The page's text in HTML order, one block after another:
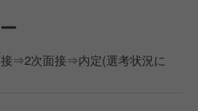
⇒2次面接⇒内定(選考状況に